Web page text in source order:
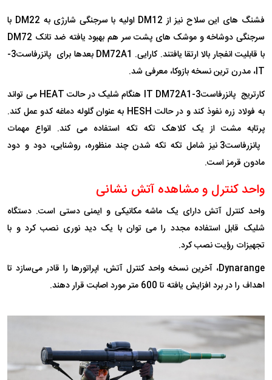
فشنگ های این سلاح نیز از DM12 اولیه با سرجنگی شارژی به DM22 با
سرجنگی دوشاخه و موشک های پشت سر هم بهبود یافته ضد تانک DM72
با قابلیت انفجار بالا ارتقا یافتند. کارایی. DM72A1 بعدها برای پانزرفاست3-
IT، مدرن ترین نسخه بازوکا، معرفی شد.
کارتریج پانزرفاست3-IT DM72A1 هنگام شلیک در حالت HEAT می تواند
به فولاد زره نفوذ کند و در حالت HESH به عنوان گلوله دماغه کدو عمل کند.
پرتابه مشت از یک کلاهک تکه تکه استفاده می کند. انواع مهمات
پانزرفاست3 نیز شامل تکه تکه شدن چند منظوره، روشنایی، دود و دود
مادون قرمز است.
واحد کنترل و مشاهده آتش نشانی
واحد کنترل آتش دارای یک ماشه مکانیکی و ایمنی دستی است. دستگاه
شلیک قابل استفاده مجدد را می توان با یک دید نوری نصب کرد و با
تجهیزات رؤیت نصب کرد.
Dynarange، آخرین نسخه واحد کنترل آتش، اپراتورها را قادر می‌سازد تا
اهداف را در برد افزایش یافته تا 600 متر مورد اصابت قرار دهند.